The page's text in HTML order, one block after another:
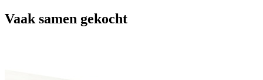
Vaak samen gekocht